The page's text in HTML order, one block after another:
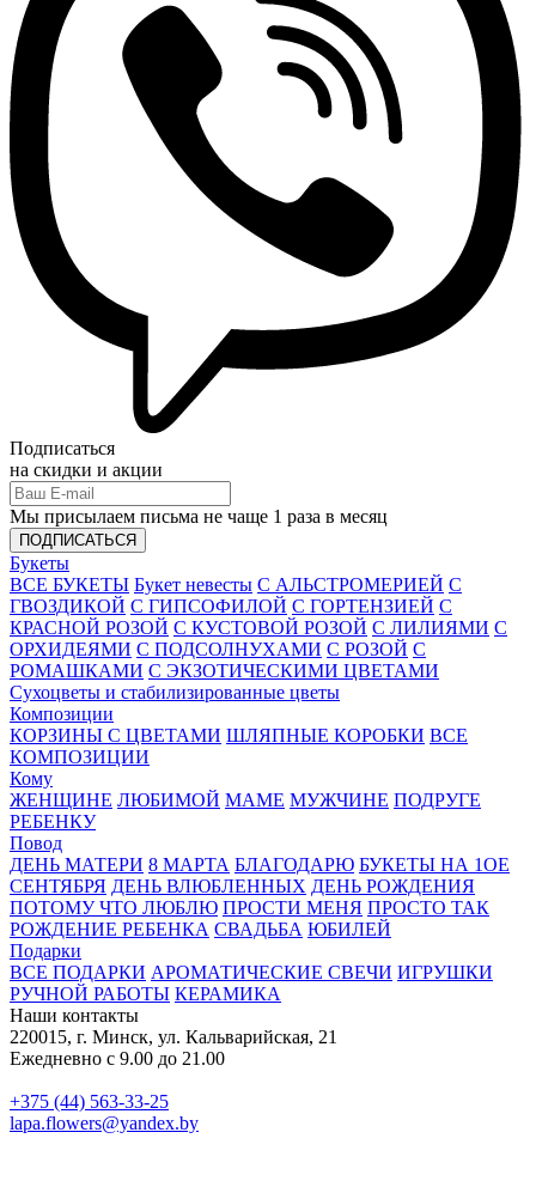
Подписаться
на скидки и акции
Мы присылаем письма не чаще 1 раза в месяц
ПОДПИСАТЬСЯ
Букеты
ВСЕ БУКЕТЫ Букет невесты С АЛЬСТРОМЕРИЕЙ С
ГВОЗДИКОЙ С ГИПСОФИЛОЙ С ГОРТЕНЗИЕЙ С
КРАСНОЙ РОЗОЙ С КУСТОВОЙ РОЗОЙ С ЛИЛИЯМИ С
ОРХИДЕЯМИ С ПОДСОЛНУХАМИ С РОЗОЙ С
РОМАШКАМИ С ЭКЗОТИЧЕСКИМИ ЦВЕТАМИ
Сухоцветы и стабилизированные цветы
Композиции
КОРЗИНЫ С ЦВЕТАМИ ШЛЯПНЫЕ КОРОБКИ ВСЕ
КОМПОЗИЦИИ
Кому
ЖЕНЩИНЕ ЛЮБИМОЙ МАМЕ МУЖЧИНЕ ПОДРУГЕ
РЕБЕНКУ
Повод
ДЕНЬ МАТЕРИ 8 МАРТА БЛАГОДАРЮ БУКЕТЫ НА 1ОЕ
СЕНТЯБРЯ ДЕНЬ ВЛЮБЛЕННЫХ ДЕНЬ РОЖДЕНИЯ
ПОТОМУ ЧТО ЛЮБЛЮ ПРОСТИ МЕНЯ ПРОСТО ТАК
РОЖДЕНИЕ РЕБЕНКА СВАДЬБА ЮБИЛЕЙ
Подарки
ВСЕ ПОДАРКИ АРОМАТИЧЕСКИЕ СВЕЧИ ИГРУШКИ
РУЧНОЙ РАБОТЫ КЕРАМИКА
Наши контакты
220015, г. Минск, ул. Кальварийская, 21
Ежедневно с 9.00 до 21.00
+375 (44) 563-33-25
lapa.flowers@yandex.by